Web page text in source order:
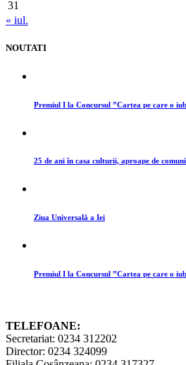
31
« iul.
NOUTATI
Premiul I la Concursul ”Cartea pe care o
25 de ani în casa culturii, aproape de
Ziua Universală a Iei
Premiul I la Concursul ”Cartea pe care o
TELEFOANE:
Secretariat: 0234 312202
Director: 0234 324099